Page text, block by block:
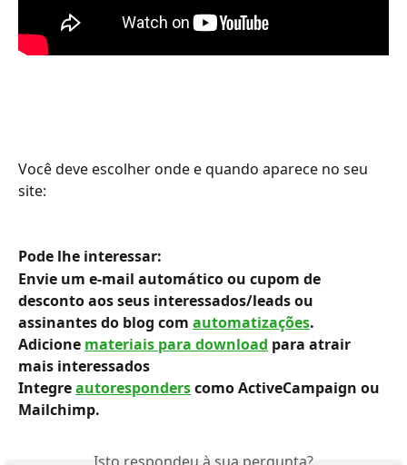
Você deve escolher onde e quando aparece no seu
site:
Pode lhe interessar:
Envie um e-mail automático ou cupom de
desconto aos seus interessados/leads ou
assinantes do blog com automatizações.
Adicione materiais para download para atrair
mais interessados
Integre autoresponders como ActiveCampaign ou
Mailchimp.
Isto respondeu à sua pergunta?